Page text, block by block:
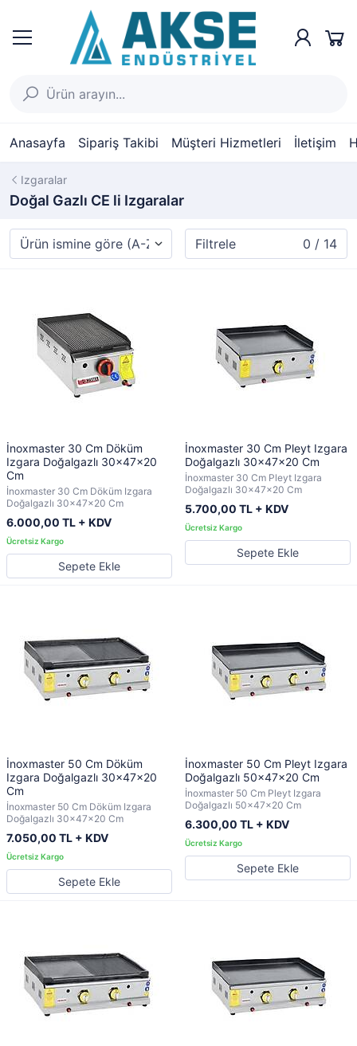
Anasayfa Sipariş Takibi Müşteri Hizmetleri İletişim
Izgaralar
Doğal Gazlı CE li Izgaralar
Filtrele 0 / 14
İnoxmaster 30 Cm Döküm
Izgara Doğalgazlı 30x47x20
Cm
İnoxmaster 30 Cm Döküm Izgara
Doğalgazlı 30x47x20 Cm
6.000,00 TL + KDV
Sepete Ekle
İnoxmaster 30 Cm Pleyt Izgara
Doğalgazlı 30x47x20 Cm
İnoxmaster 30 Cm Pleyt Izgara
Doğalgazlı 30x47x20 Cm
5.700,00 TL + KDV
Sepete Ekle
İnoxmaster 50 Cm Döküm
Izgara Doğalgazlı 30x47x20
Cm
İnoxmaster 50 Cm Döküm Izgara
Doğalgazlı 30x47x20 Cm
7.050,00 TL + KDV
Sepete Ekle
İnoxmaster 50 Cm Pleyt Izgara
Doğalgazlı 50x47x20 Cm
İnoxmaster 50 Cm Pleyt Izgara
Doğalgazlı 50x47x20 Cm
6.300,00 TL + KDV
Sepete Ekle